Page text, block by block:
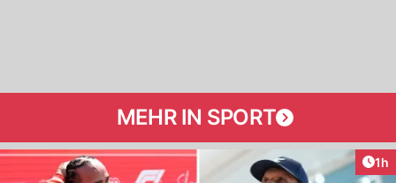
MEHR IN SPORT
1h